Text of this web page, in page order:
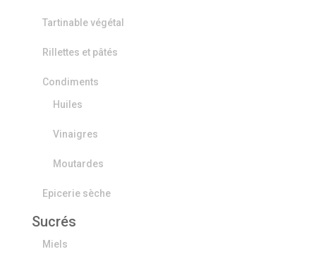
Tartinable végétal
Rillettes et pâtés
Condiments
Huiles
Vinaigres
Moutardes
Epicerie sèche
Sucrés
Miels